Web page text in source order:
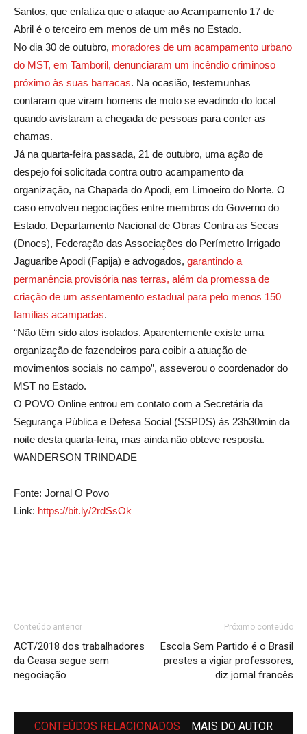
Santos, que enfatiza que o ataque ao Acampamento 17 de
Abril é o terceiro em menos de um mês no Estado.
No dia 30 de outubro, moradores de um acampamento urbano
do MST, em Tamboril, denunciaram um incêndio criminoso
próximo às suas barracas. Na ocasião, testemunhas
contaram que viram homens de moto se evadindo do local
quando avistaram a chegada de pessoas para conter as
chamas.
Já na quarta-feira passada, 21 de outubro, uma ação de
despejo foi solicitada contra outro acampamento da
organização, na Chapada do Apodi, em Limoeiro do Norte. O
caso envolveu negociações entre membros do Governo do
Estado, Departamento Nacional de Obras Contra as Secas
(Dnocs), Federação das Associações do Perímetro Irrigado
Jaguaribe Apodi (Fapija) e advogados, garantindo a
permanência provisória nas terras, além da promessa de
criação de um assentamento estadual para pelo menos 150
famílias acampadas.
“Não têm sido atos isolados. Aparentemente existe uma
organização de fazendeiros para coibir a atuação de
movimentos sociais no campo”, asseverou o coordenador do
MST no Estado.
O POVO Online entrou em contato com a Secretária da
Segurança Pública e Defesa Social (SSPDS) às 23h30min da
noite desta quarta-feira, mas ainda não obteve resposta.
WANDERSON TRINDADE
Fonte: Jornal O Povo
Link: https://bit.ly/2rdSsOk
Conteúdo anterior
ACT/2018 dos trabalhadores
da Ceasa segue sem
negociação
Próximo conteúdo
Escola Sem Partido é o Brasil
prestes a vigiar professores,
diz jornal francês
CONTEÚDOS RELACIONADOS MAIS DO AUTOR